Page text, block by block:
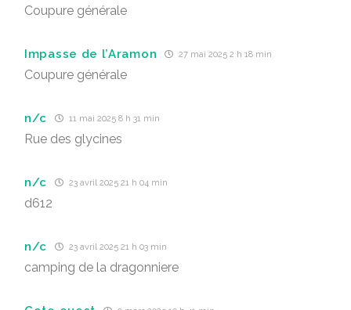
Coupure générale
Impasse de l’Aramon 27 mai 2025 2 h 18 min
Coupure générale
n/c 11 mai 2025 8 h 31 min
Rue des glycines
n/c 23 avril 2025 21 h 04 min
d612
n/c 23 avril 2025 21 h 03 min
camping de la dragonniere